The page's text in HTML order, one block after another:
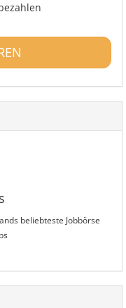
beliebteste Jobbörse